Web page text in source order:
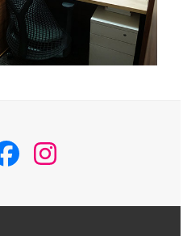
Facebook